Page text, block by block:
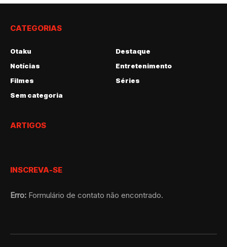
CATEGORIAS
Otaku
Destaque
Notícias
Entretenimento
Filmes
Séries
Sem categoria
ARTIGOS
INSCREVA-SE
Erro: Formulário de contato não encontrado.